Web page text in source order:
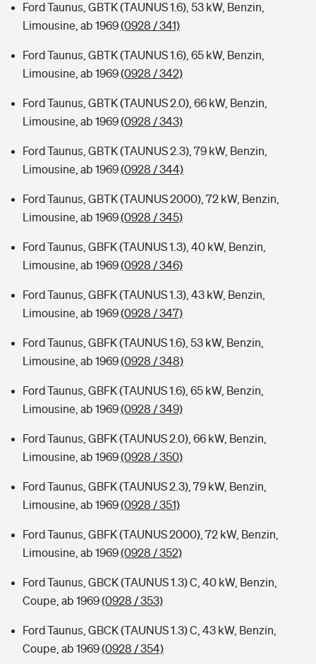
Kinderunfall-Check: Mehr Sicherheit für deine Kids
Typklassen: So ist Ihr Auto eingestuft
Sie haben Fragen?
Ford Taunus, GBTK (TAUNUS 1.6), 53 kW, Benzin,
Limousine, ab 1969(0928 / 341)
Ford Taunus, GBTK (TAUNUS 1.6), 65 kW, Benzin,
Limousine, ab 1969(0928 / 342)
Ford Taunus, GBTK (TAUNUS 2.0), 66 kW, Benzin,
Limousine, ab 1969(0928 / 343)
Ford Taunus, GBTK (TAUNUS 2.3), 79 kW, Benzin,
Limousine, ab 1969(0928 / 344)
Ford Taunus, GBTK (TAUNUS 2000), 72 kW, Benzin,
Limousine, ab 1969(0928 / 345)
Ford Taunus, GBFK (TAUNUS 1.3), 40 kW, Benzin,
Limousine, ab 1969(0928 / 346)
Ford Taunus, GBFK (TAUNUS 1.3), 43 kW, Benzin,
Limousine, ab 1969(0928 / 347)
Ford Taunus, GBFK (TAUNUS 1.6), 53 kW, Benzin,
Limousine, ab 1969(0928 / 348)
Ford Taunus, GBFK (TAUNUS 1.6), 65 kW, Benzin,
Limousine, ab 1969(0928 / 349)
Ford Taunus, GBFK (TAUNUS 2.0), 66 kW, Benzin,
Limousine, ab 1969(0928 / 350)
Ford Taunus, GBFK (TAUNUS 2.3), 79 kW, Benzin,
Limousine, ab 1969(0928 / 351)
Ford Taunus, GBFK (TAUNUS 2000), 72 kW, Benzin,
Limousine, ab 1969(0928 / 352)
Ford Taunus, GBCK (TAUNUS 1.3) C, 40 kW, Benzin,
Coupe, ab 1969(0928 / 353)
Ford Taunus, GBCK (TAUNUS 1.3) C, 43 kW, Benzin,
Coupe, ab 1969(0928 / 354)